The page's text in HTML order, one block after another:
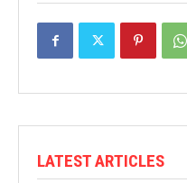
LATEST ARTICLES